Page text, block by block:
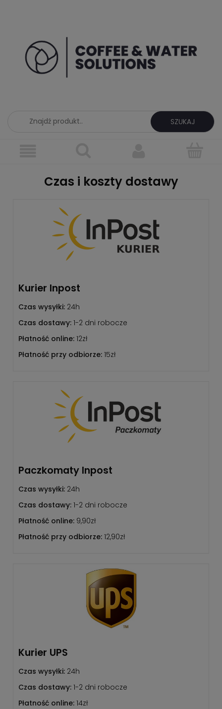
SZUKAJ
Czas i koszty dostawy
Kurier Inpost
Czas wysyłki: 24h
Czas dostawy: 1-2 dni robocze
Płatność online: 12zł
Płatność przy odbiorze: 15zł
Paczkomaty Inpost
Czas wysyłki: 24h
Czas dostawy: 1-2 dni robocze
Płatność online: 9,90zł
Płatność przy odbiorze: 12,90zł
Kurier UPS
Czas wysyłki: 24h
Czas dostawy: 1-2 dni robocze
Płatność online: 14zł